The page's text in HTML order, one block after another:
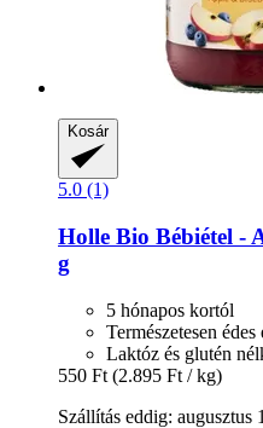
Kosár
5.0 (1)
Holle Bio Bébiétel -​
g
5 hónapos kortól
Természetesen édes
Laktóz és glutén
550 Ft (2.895 Ft / kg)
Szállítás eddig: augusztus